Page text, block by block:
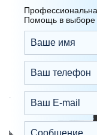
Помощь в выборе